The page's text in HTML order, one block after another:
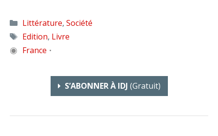
Catégories
Littérature, Société
Étiquettes
Edition, Livre
◉ France •
S’ABONNER À IDJ (gratuit)